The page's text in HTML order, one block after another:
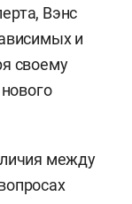
Вэнс
и
своему
между